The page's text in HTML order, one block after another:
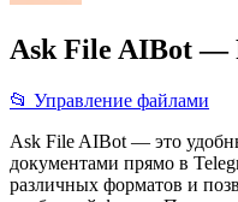
Ask File AIBot —
📂 Управление файлами
Ask File AIBot — это
документами прямо в
различных форматов и